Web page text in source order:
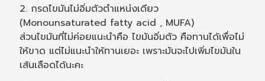
2. กรดไขมันไม่อิ่มตัวตำแหน่งเดียว
(Monounsaturated fatty acid , MUFA)
ส่วนไขมันที่ไม่ค่อยแนะนำคือ ไขมันอิ่มตัว คือทานได้เพื่อไม่
ให้ขาด แต่ไม่แนะนำให้ทานเยอะ เพราะมันจะไปเพิ่มไขมันใน
เส้นเลือดได้นะคะ